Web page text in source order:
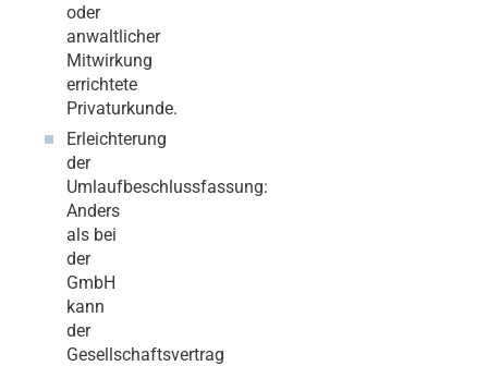
oder
anwaltlicher
Mitwirkung
errichtete
Privaturkunde.
Erleichterung
der
Umlaufbeschlussfassung:
Anders
als bei
der
GmbH
kann
der
Gesellschaftsvertrag